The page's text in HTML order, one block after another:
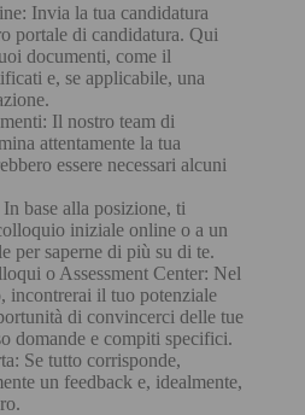
Invia la tua candidatura
portale di candidatura. Qui
documenti, come il
e, se applicabile, una
Il nostro team di
attentamente la tua
essere necessari alcuni
base alla posizione, ti
iniziale online o a un
per saperne di più su di te.
o Assessment Center: Nel
incontrerai il tuo potenziale
di convincerci delle tue
domande e compiti specifici.
Se tutto corrisponde,
un feedback e, idealmente,